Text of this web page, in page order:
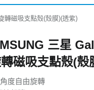
轉磁吸支點殼(殼膜)(透紫)
三星
磁吸支點殼(殼
度自由旋轉